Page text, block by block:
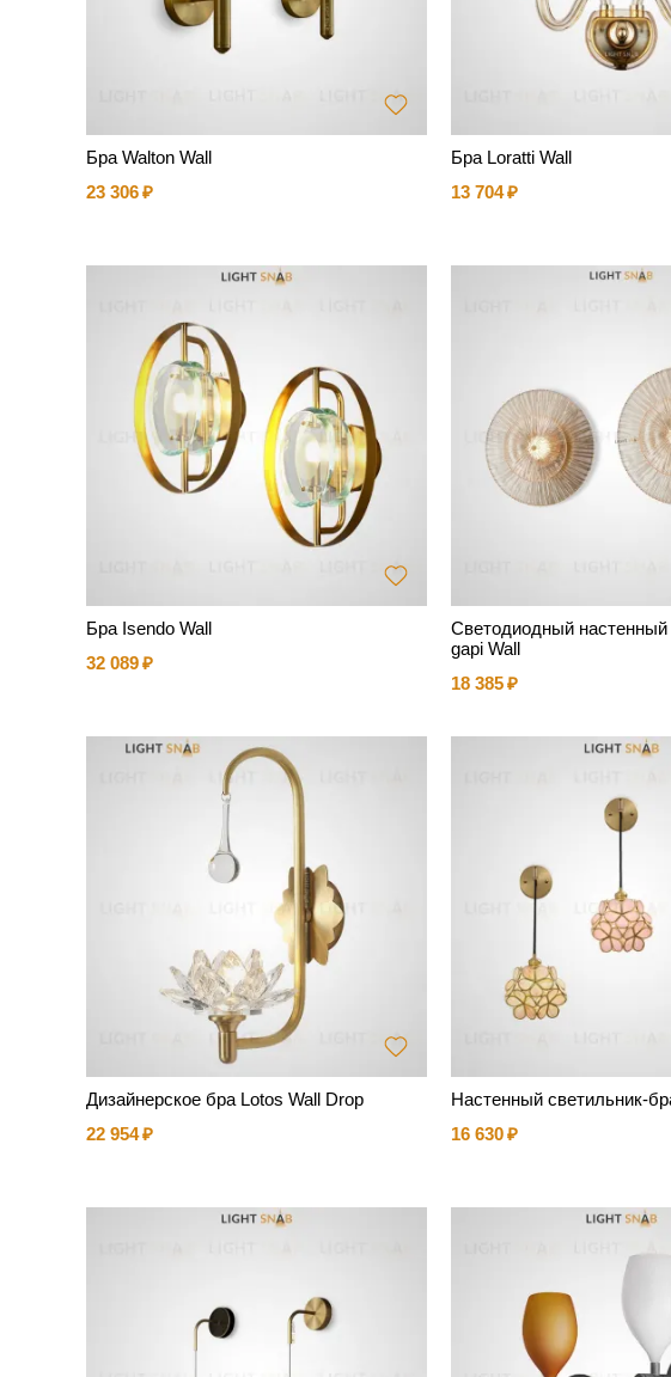
Бра Walton Wall
23 306
Бра Loratti Wall
13 704
Бра Isendo Wall
32 089
Светодиодный настенный
gapi Wall
18 385
Дизайнерское бра Lotos Wall Drop
22 954
Настенный светильник-
16 630